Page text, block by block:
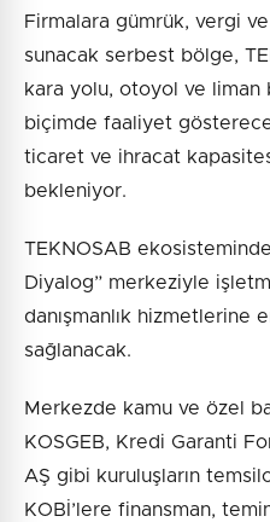
Firmalara gümrük, vergi
sunacak serbest bölge,
kara yolu, otoyol ve liman
biçimde faaliyet
ticaret ve ihracat
bekleniyor.
TEKNOSAB
Diyalog” merkeziyle
danışmanlık hizmetlerine
sağlanacak.
Merkezde kamu ve özel
KOSGEB, Kredi Garanti
AŞ gibi kuruluşların
KOBİ’lere finansman,